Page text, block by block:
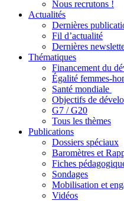
Nous recrutons !
Actualités
Dernières
Fil d’actualité
Dernières
Thématiques
Financement du
Égalité femmes-
Santé mondiale
Objectifs de
G7 / G20
Tous les thèmes
Publications
Dossiers spéciaux
Baromètres et
Fiches
Sondages
Mobilisation et
Vidéos